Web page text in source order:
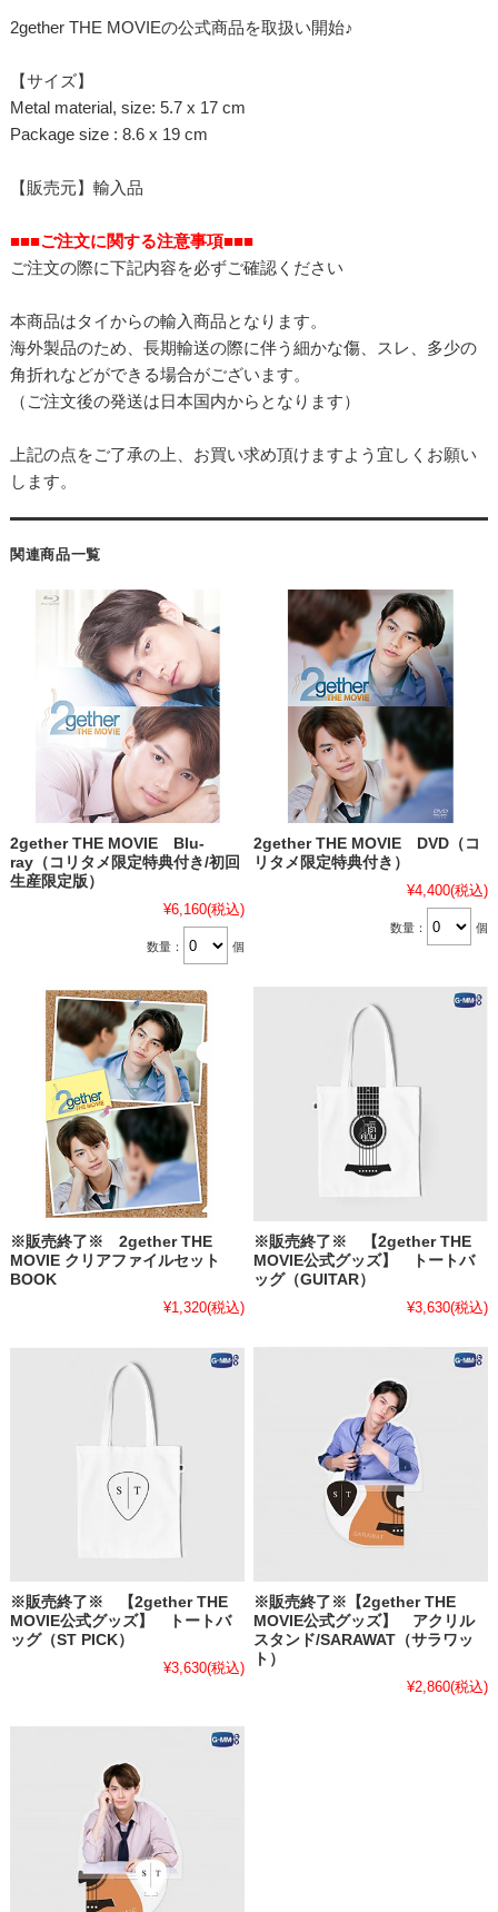
2gether THE MOVIEの公式商品を取扱い開始♪
【サイズ】
Metal material, size: 5.7 x 17 cm
Package size : 8.6 x 19 cm
【販売元】輸入品
■■■ご注文に関する注意事項■■■
ご注文の際に下記内容を必ずご確認ください
本商品はタイからの輸入商品となります。
海外製品のため、長期輸送の際に伴う細かな傷、スレ、多少の
角折れなどができる場合がございます。
（ご注文後の発送は日本国内からとなります）
上記の点をご了承の上、お買い求め頂けますよう宜しくお願い
します。
関連商品一覧
2gether THE MOVIE Blu-
ray（コリタメ限定特典付き/初回
生産限定版）
¥6,160(税込)
数量： 個
2gether THE MOVIE DVD（コ
リタメ限定特典付き）
¥4,400(税込)
数量： 個
※販売終了※ 2gether THE
MOVIE クリアファイルセット
BOOK
¥1,320(税込)
※販売終了※ 【2gether THE
MOVIE公式グッズ】 トートバ
ッグ（GUITAR）
¥3,630(税込)
※販売終了※ 【2gether THE
MOVIE公式グッズ】 トートバ
ッグ（ST PICK）
¥3,630(税込)
※販売終了※【2gether THE
MOVIE公式グッズ】 アクリル
スタンド/SARAWAT（サラワッ
ト）
¥2,860(税込)